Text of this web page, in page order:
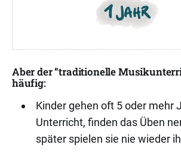
Aber der “traditionelle
häufig:
Kinder gehen oft 5 oder mehr
Unterricht, finden das Üben
später spielen sie nie wieder